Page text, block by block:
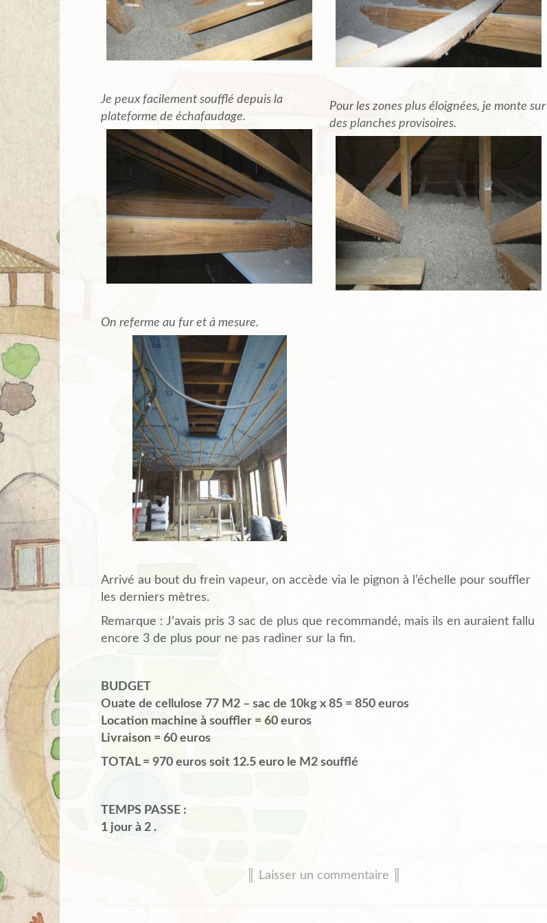
Je peux facilement soufflé depuis la
plateforme de échafaudage.
On referme au fur et à mesure.
Pour les zones plus éloignées, je monte sur
des planches provisoires.
Arrivé au bout du frein vapeur, on accède via le pignon à l’échelle pour souffler
les derniers mètres.
Remarque : J’avais pris 3 sac de plus que recommandé, mais ils en auraient fallu
encore 3 de plus pour ne pas radiner sur la fin.
BUDGET
Ouate de cellulose 77 M2 – sac de 10kg x 85 = 850 euros
Location machine à souffler = 60 euros
Livraison = 60 euros
TOTAL = 970 euros soit 12.5 euro le M2 soufflé
TEMPS PASSE :
1 jour à 2 .
║ Laisser un commentaire ║